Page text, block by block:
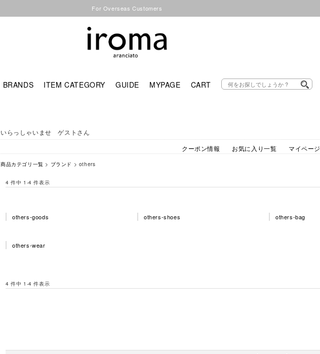
For Overseas Customers
BRANDS ITEM CATEGORY GUIDE MYPAGE CART
いらっしゃいませ ゲストさん
クーポン情報
お気に入り一覧 マイページ
商品カテゴリ一覧 > ブランド > others
4 件中 1-4 件表示
others-goods others-shoes others-bag
others-wear
4 件中 1-4 件表示